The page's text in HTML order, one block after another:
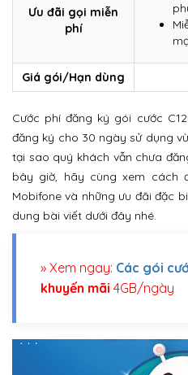
Ưu đãi gọi miễn
phí
Giá gói/Hạn dùng
Cước phí đăng ký gói cước
đăng ký cho 30 ngày sử dụng
tại sao quý khách vẫn chưa
bây giờ, hãy cùng xem cách
Mobifone và những ưu đãi đặc
dung bài viết dưới đây nhé.
» Xem ngay: Các gói
khuyến mãi 4GB/ngày